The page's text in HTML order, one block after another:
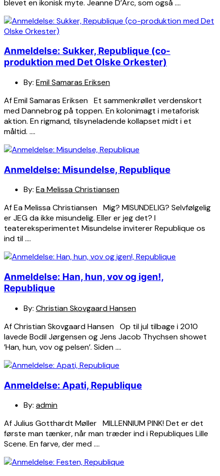
blevet en ikonisk myte. Jeanne D’Arc, som også ….
Anmeldelse: Sukker, Republique (co-
produktion med Det Olske Orkester)
By: Emil Samaras Eriksen
Af Emil Samaras Eriksen Et sammenkrøllet verdenskort
med Dannebrog på toppen. En kolonimagt i metaforisk
aktion. En rigmand, tilsyneladende kollapset midt i et
måltid. ….
Anmeldelse: Misundelse, Republique
By: Ea Melissa Christiansen
Af Ea Melissa Christiansen Mig? MISUNDELIG? Selvfølgelig
er JEG da ikke misundelig. Eller er jeg det? I
teatereksperimentet Misundelse inviterer Republique os
ind til ….
Anmeldelse: Han, hun, vov og igen!,
Republique
By: Christian Skovgaard Hansen
Af Christian Skovgaard Hansen Op til jul tilbage i 2010
lavede Bodil Jørgensen og Jens Jacob Thychsen showet
’Han, hun, vov og pelsen’. Siden ….
Anmeldelse: Apati, Republique
By: admin
Af Julius Gotthardt Møller MILLENNIUM PINK! Det er det
første man tænker, når man træder ind i Republiques Lille
Scene. En farve, der med ….